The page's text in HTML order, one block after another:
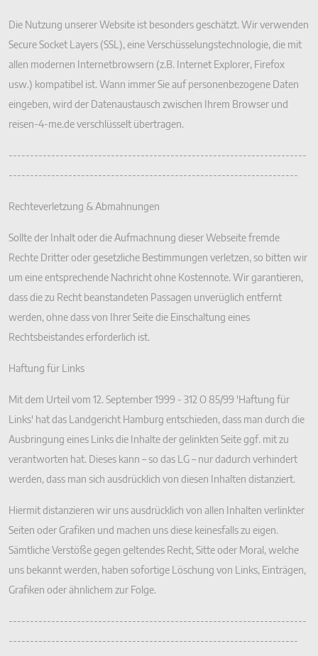
Die Nutzung unserer Website ist besonders geschätzt. Wir verwenden
Secure Socket Layers (SSL), eine Verschüsselungstechnologie, die mit
allen modernen Internetbrowsern (z.B. Internet Explorer, Firefox
usw.) kompatibel ist. Wann immer Sie auf personenbezogene Daten
eingeben, wird der Datenaustausch zwischen Ihrem Browser und
reisen-4-me.de verschlüsselt übertragen.
----------------------------------------------------------------------
--------------------------------------------------------------------
Rechteverletzung & Abmahnungen
Sollte der Inhalt oder die Aufmachnung dieser Webseite fremde
Rechte Dritter oder gesetzliche Bestimmungen verletzen, so bitten wir
um eine entsprechende Nachricht ohne Kostennote. Wir garantieren,
dass die zu Recht beanstandeten Passagen unverüglich entfernt
werden, ohne dass von Ihrer Seite die Einschaltung eines
Rechtsbeistandes erforderlich ist.
Haftung für Links
Mit dem Urteil vom 12. September 1999 - 312 O 85/99 'Haftung für
Links' hat das Landgericht Hamburg entschieden, dass man durch die
Ausbringung eines Links die Inhalte der gelinkten Seite ggf. mit zu
verantworten hat. Dieses kann – so das LG – nur dadurch verhindert
werden, dass man sich ausdrücklich von diesen Inhalten distanziert.
Hiermit distanzieren wir uns ausdrücklich von allen Inhalten verlinkter
Seiten oder Grafiken und machen uns diese keinesfalls zu eigen.
Sämtliche Verstöße gegen geltendes Recht, Sitte oder Moral, welche
uns bekannt werden, haben sofortige Löschung von Links, Einträgen,
Grafiken oder ähnlichem zur Folge.
----------------------------------------------------------------------
--------------------------------------------------------------------